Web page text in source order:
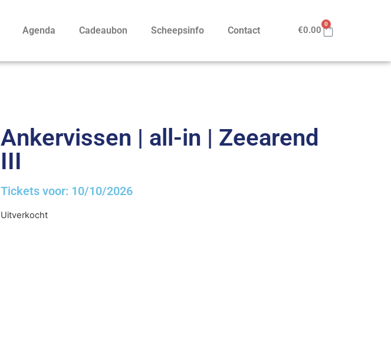
Agenda Cadeaubon Scheepsinfo Contact €0.00
0
Ankervissen | all-in | Zeearend
III
Tickets voor: 10/10/2026
Uitverkocht